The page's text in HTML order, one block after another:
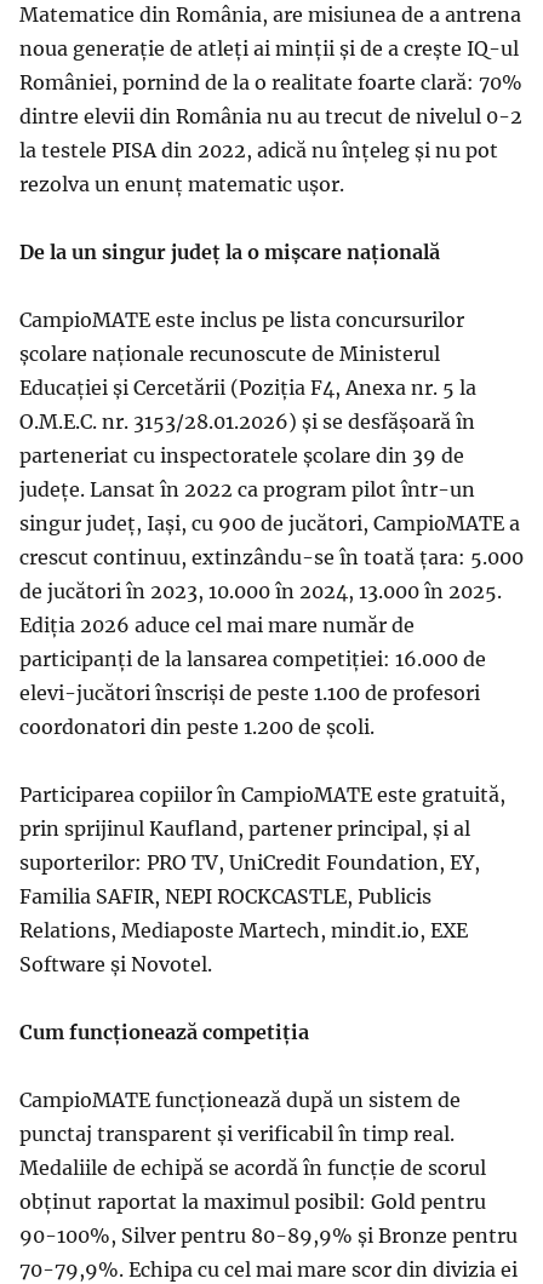
Matematice din România, are misiunea de a antrena
noua generație de atleți ai minții și de a crește IQ-ul
României, pornind de la o realitate foarte clară: 70%
dintre elevii din România nu au trecut de nivelul 0-2
la testele PISA din 2022, adică nu înțeleg și nu pot
rezolva un enunț matematic ușor.
De la un singur județ la o mișcare națională
CampioMATE este inclus pe lista concursurilor
școlare naționale recunoscute de Ministerul
Educației și Cercetării (Poziția F4, Anexa nr. 5 la
O.M.E.C. nr. 3153/28.01.2026) și se desfășoară în
parteneriat cu inspectoratele școlare din 39 de
județe. Lansat în 2022 ca program pilot într-un
singur județ, Iași, cu 900 de jucători, CampioMATE a
crescut continuu, extinzându-se în toată țara: 5.000
de jucători în 2023, 10.000 în 2024, 13.000 în 2025.
Ediția 2026 aduce cel mai mare număr de
participanți de la lansarea competiției: 16.000 de
elevi-jucători înscriși de peste 1.100 de profesori
coordonatori din peste 1.200 de școli.
Participarea copiilor în CampioMATE este gratuită,
prin sprijinul Kaufland, partener principal, și al
suporterilor: PRO TV, UniCredit Foundation, EY,
Familia SAFIR, NEPI ROCKCASTLE, Publicis
Relations, Mediaposte Martech, mindit.io, EXE
Software și Novotel.
Cum funcționează competiția
CampioMATE funcționează după un sistem de
punctaj transparent și verificabil în timp real.
Medaliile de echipă se acordă în funcție de scorul
obținut raportat la maximul posibil: Gold pentru
90-100%, Silver pentru 80-89,9% și Bronze pentru
70-79,9%. Echipa cu cel mai mare scor din divizia ei